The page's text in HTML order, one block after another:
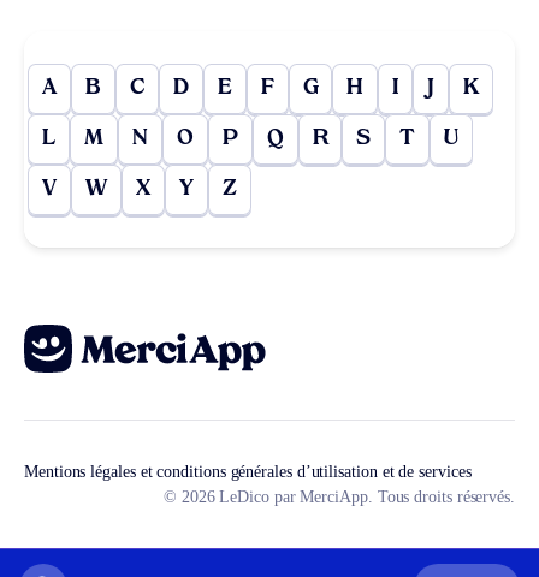
A B C D E F G H I J K
L M N O P Q R S T U
V W X Y Z
Mentions légales et conditions générales d’utilisation et de services
© 2026 LeDico par MerciApp. Tous droits réservés.